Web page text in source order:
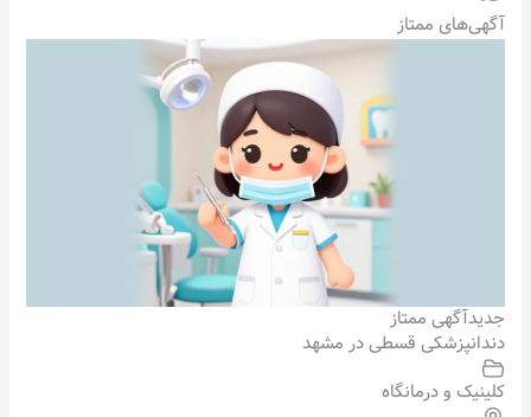
آگهی‌های ممتاز
جدیدآگهی ممتاز
دندانپزشکی قسطی در مشهد
کلینیک و درمانگاه